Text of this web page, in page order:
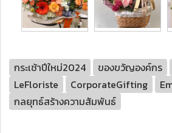
กระเช้าปีใหม่2024 ของขวัญองค์กร
LeFloriste
CorporateGifting
กลยุทธ์สร้างความสัมพันธ์